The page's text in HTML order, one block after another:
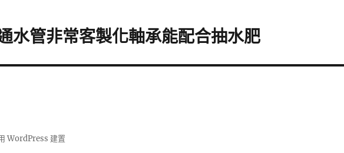
水管非常客製化軸承能配合抽水肥
WordPress 建置